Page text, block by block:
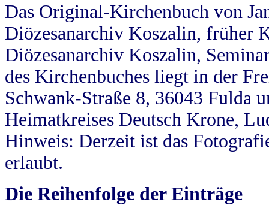
Das Original-Kirchenbuch von
Diözesanarchiv Koszalin, früher
Diözesanarchiv Koszalin,
des Kirchenbuches liegt in der
Schwank-Straße 8, 36043 Fulda
Heimatkreises Deutsch Krone,
Hinweis: Derzeit ist das
erlaubt.
Die Reihenfolge der Einträge